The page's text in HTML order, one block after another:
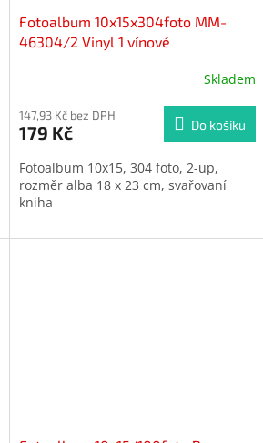
Fotoalbum 10x15x304foto MM-
46304/2 Vinyl 1 vínové
produktu
je
z
5
hvězdiček.
Skladem
147,93 Kč bez DPH
179 Kč Do košíku
Fotoalbum 10x15, 304 foto, 2-up,
rozměr alba 18 x 23 cm, svařovaní
kniha